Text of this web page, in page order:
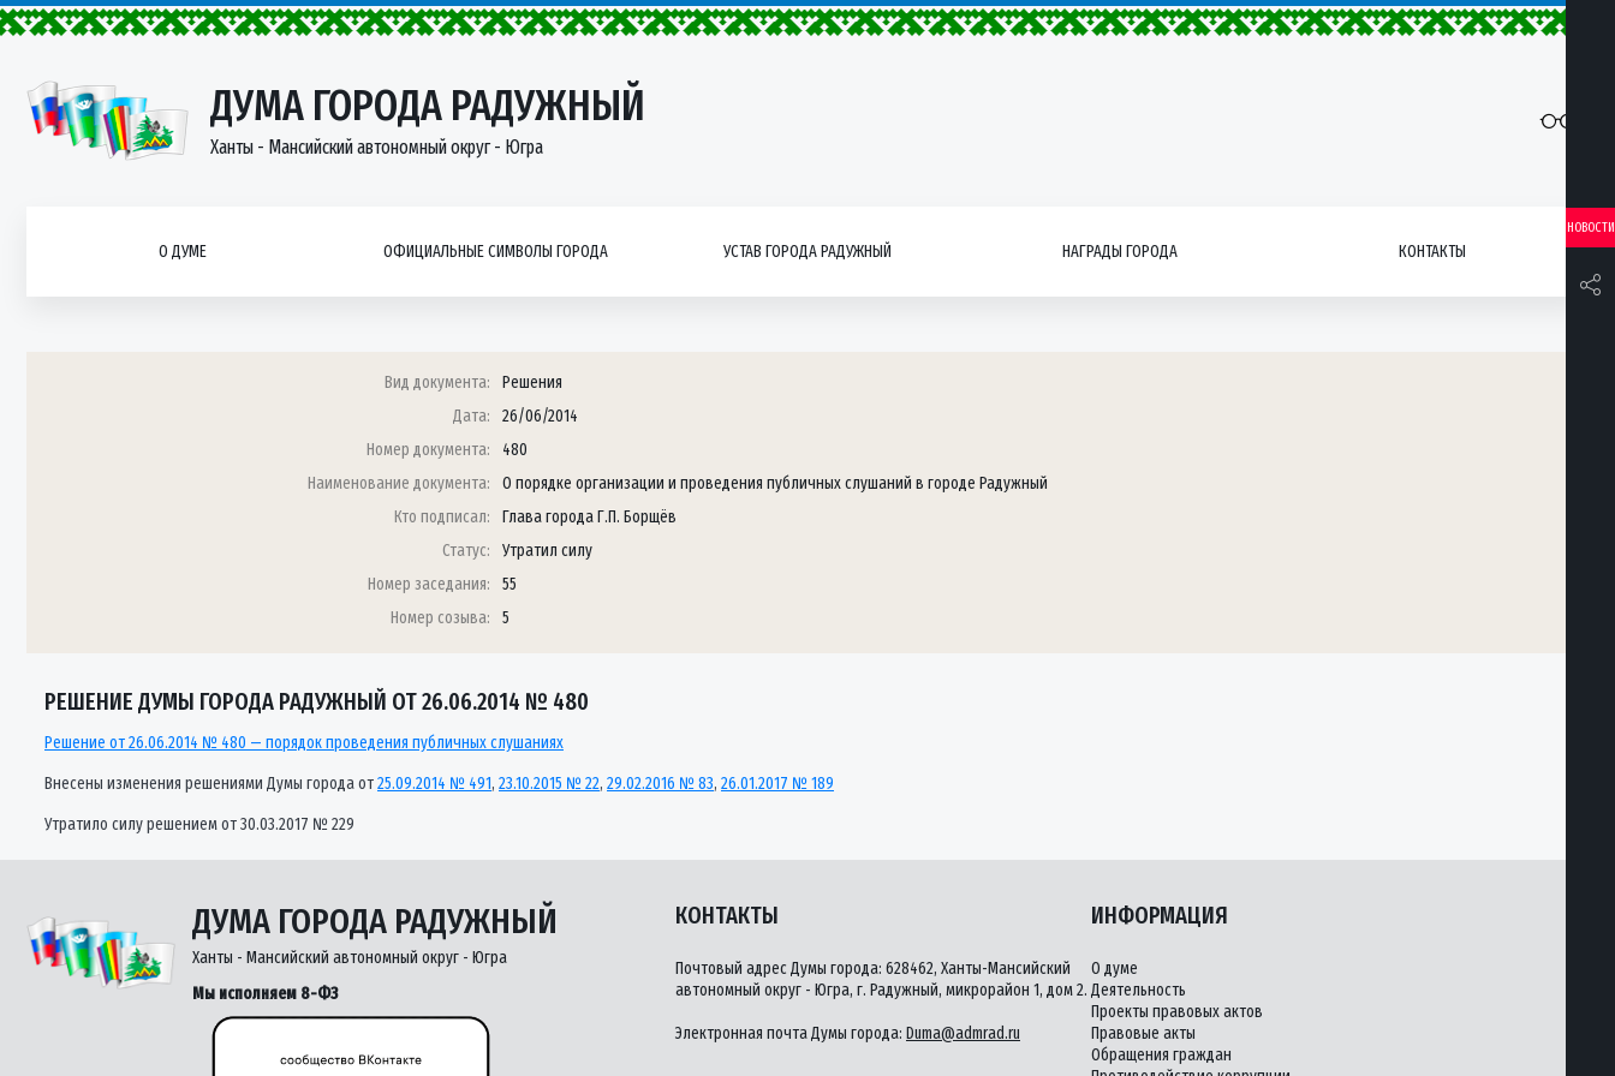
ДУМА ГОРОДА РАДУЖНЫЙ
Ханты - Мансийский автономный округ - Югра
О ДУМЕ ОФИЦИАЛЬНЫЕ СИМВОЛЫ ГОРОДА УСТАВ ГОРОДА РАДУЖНЫЙ НАГРАДЫ ГОРОДА КОНТАКТЫ
НОВОСТИ
Вид документа:
Решения
Дата:
26/06/2014
Номер документа:
480
Наименование документа:
О порядке организации и проведения публичных слушаний в городе Радужный
Кто подписал:
Глава города Г.П. Борщёв
Статус:
Утратил силу
Номер заседания:
55
Номер созыва:
5
РЕШЕНИЕ ДУМЫ ГОРОДА РАДУЖНЫЙ ОТ 26.06.2014 № 480
Решение от 26.06.2014 № 480 — порядок проведения публичных слушаниях
Внесены изменения решениями Думы города от25.09.2014 № 491, 23.10.2015 № 22, 29.02.2016 № 83, 26.01.2017 № 189
Утратило силу решением от 30.03.2017 № 229
ДУМА ГОРОДА РАДУЖНЫЙ
Ханты - Мансийский автономный округ - Югра
Мы исполняем 8-ФЗ
КОНТАКТЫ
Почтовый адрес Думы города: 628462, Ханты-Мансийский
автономный округ - Югра, г. Радужный, микрорайон 1, дом 2.
Электронная почта Думы города: Duma@admrad.ru
ИНФОРМАЦИЯ
О думе
Деятельность
Проекты правовых актов
Правовые акты
Обращения граждан